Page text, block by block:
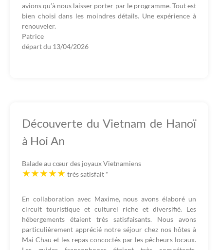
avions qu’à nous laisser porter par le programme. Tout est
bien choisi dans les moindres détails. Une expérience à
renouveler.
Patrice
départ du 13/04/2026
Découverte du Vietnam de Hanoï
à Hoi An
Balade au cœur des joyaux Vietnamiens
très satisfait *
En collaboration avec Maxime, nous avons élaboré un
circuit touristique et culturel riche et diversifié. Les
hébergements étaient très satisfaisants. Nous avons
particulièrement apprécié notre séjour chez nos hôtes à
Mai Chau et les repas concoctés par les pêcheurs locaux.